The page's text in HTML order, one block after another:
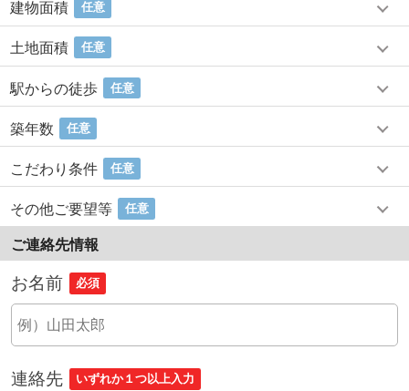
建物面積 任意
土地面積 任意
駅からの徒歩 任意
築年数 任意
こだわり条件 任意
その他ご要望等 任意
ご連絡先情報
お名前 必須
連絡先 いずれか１つ以上入力